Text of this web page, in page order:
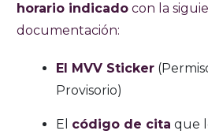
horario indicado con la
documentación:
El MVV Sticker
Provisorio)
El código de cita que